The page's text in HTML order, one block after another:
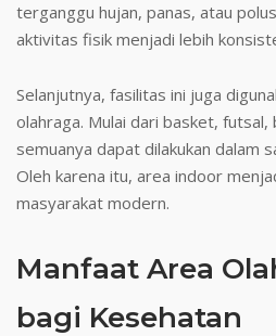
terganggu hujan, panas, atau
aktivitas fisik menjadi lebih
Selanjutnya, fasilitas ini juga
olahraga. Mulai dari basket,
semuanya dapat dilakukan dalam
Oleh karena itu, area indoor
masyarakat modern.
Manfaat Area
bagi Kesehatan